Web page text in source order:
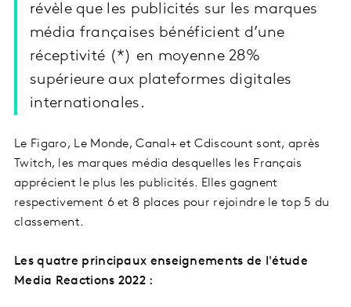
révèle que les publicités sur les marques
média françaises bénéficient d’une
réceptivité (*) en moyenne 28%
supérieure aux plateformes digitales
internationales.
Le Figaro, Le Monde, Canal+ et Cdiscount sont, après
Twitch, les marques média desquelles les Français
apprécient le plus les publicités. Elles gagnent
respectivement 6 et 8 places pour rejoindre le top 5 du
classement.
Les quatre principaux enseignements de l'étude
Media Reactions 2022 :